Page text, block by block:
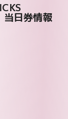
当日券情報